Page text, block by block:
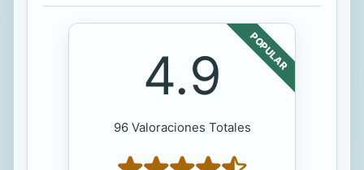
POPULAR
4.9
96 Valoraciones Totales